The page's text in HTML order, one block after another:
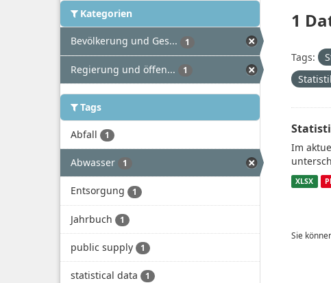
Kategorien
Bevölkerung und Ges... 1
Regierung und öffen... 1
Tags
Abfall 1
Abwasser 1
Entsorgung 1
Jahrbuch 1
public supply 1
statistical data 1
1
Tags:
Im
XLSX
Sie